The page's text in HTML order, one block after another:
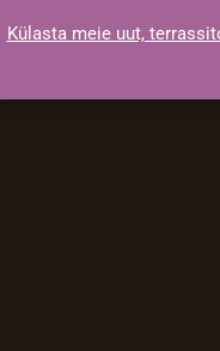
Külasta meie uut,
to